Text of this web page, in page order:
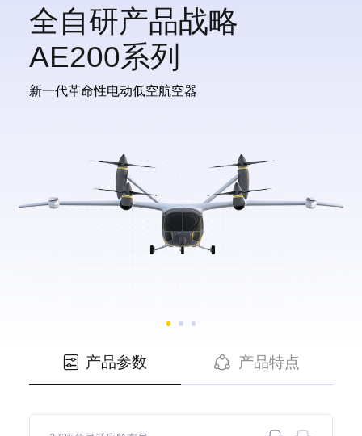
全自研产品战略
AE200系列
新一代革命性电动低空航空器
 产品参数  产品特点